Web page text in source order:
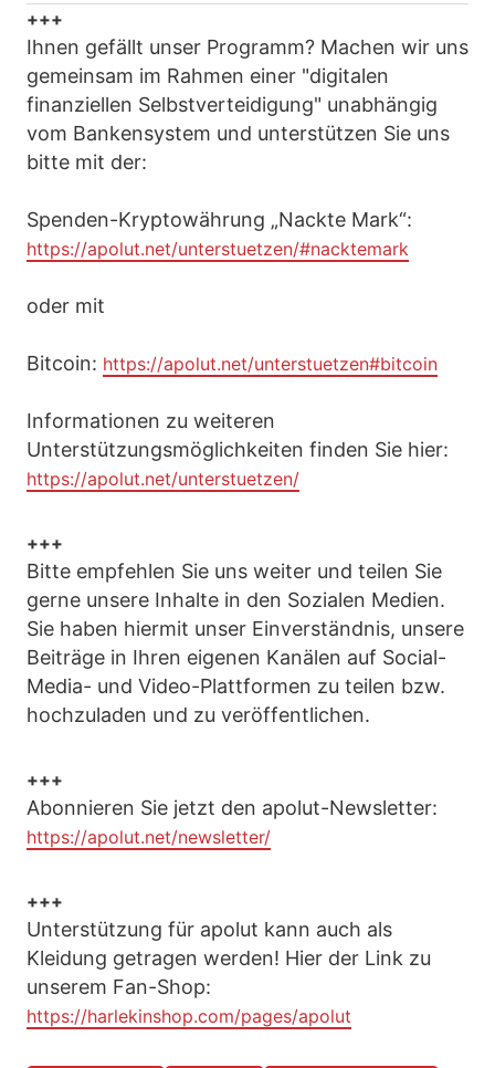
+++
Ihnen gefällt unser Programm? Machen wir uns
gemeinsam im Rahmen einer "digitalen
finanziellen Selbstverteidigung" unabhängig
vom Bankensystem und unterstützen Sie uns
bitte mit der:
Spenden-Kryptowährung „Nackte Mark“:
https://apolut.net/unterstuetzen/#nacktemark
oder mit
Bitcoin: https://apolut.net/unterstuetzen#bitcoin
Informationen zu weiteren
Unterstützungsmöglichkeiten finden Sie hier:
https://apolut.net/unterstuetzen/
+++
Bitte empfehlen Sie uns weiter und teilen Sie
gerne unsere Inhalte in den Sozialen Medien.
Sie haben hiermit unser Einverständnis, unsere
Beiträge in Ihren eigenen Kanälen auf Social-
Media- und Video-Plattformen zu teilen bzw.
hochzuladen und zu veröffentlichen.
+++
Abonnieren Sie jetzt den apolut-Newsletter:
https://apolut.net/newsletter/
+++
Unterstützung für apolut kann auch als
Kleidung getragen werden! Hier der Link zu
unserem Fan-Shop:
https://harlekinshop.com/pages/apolut